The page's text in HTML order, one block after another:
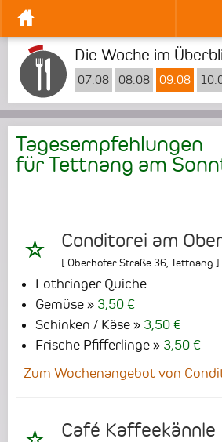
Die Woche im
07.08 08.08 09.08
Tagesempfehlungen
für Tettnang am
Conditorei am
[ Oberhofer Straße 36,Tettnang ]
Lothringer Quiche
Gemüse
3,50 €
Schinken / Käse
3,50 €
Frische Pfifferlinge
3,50 €
Zum Wochenangebot von
Café Kaffeekännle